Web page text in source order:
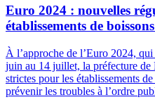
Euro 2024 : nouvelles
établissements de
À l’approche de l’Euro 2024,
juin au 14 juillet, la préfecture de
strictes pour les établissements
prévenir les troubles à l’ordre